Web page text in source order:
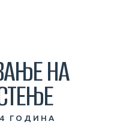
НА
ГОДИНА